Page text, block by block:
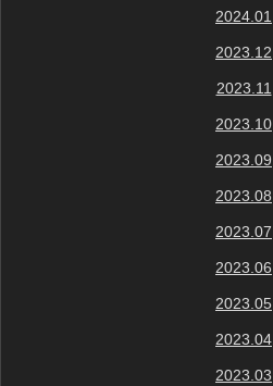
2024.01
2023.12
2023.11
2023.10
2023.09
2023.08
2023.07
2023.06
2023.05
2023.04
2023.03